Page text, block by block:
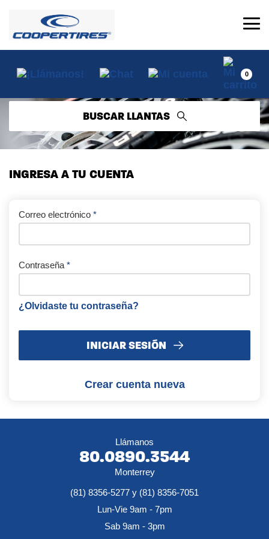
0
BUSCAR LLANTAS
INGRESA A TU CUENTA
Correo electrónico *
Contraseña *
¿Olvidaste tu contraseña?
INICIAR SESIÓN
Crear cuenta nueva
Llámanos
80.0890.3544
Monterrey
(81) 8356-5277 y (81) 8356-7051
Lun-Vie 9am - 7pm
Sab 9am - 3pm